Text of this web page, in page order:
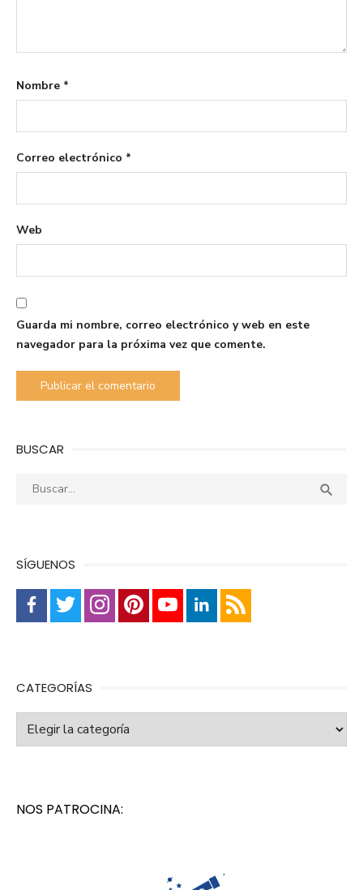
Nombre *
Correo electrónico *
Web
Guarda mi nombre, correo electrónico y web en este
navegador para la próxima vez que comente.
BUSCAR
Buscar: 
SÍGUENOS
CATEGORÍAS
Categorías
NOS PATROCINA: